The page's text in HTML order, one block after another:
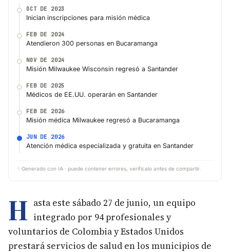
OCT DE 2023
Inician inscripciones para misión médica
FEB DE 2024
Atendieron 300 personas en Bucaramanga
NOV DE 2024
Misión Milwaukee Wisconsin regresó a Santander
FEB DE 2025
Médicos de EE.UU. operarán en Santander
FEB DE 2026
Misión médica Milwaukee regresó a Bucaramanga
JUN DE 2026
Atención médica especializada y gratuita en Santander
✨ Generado con IA · puede contener errores, verifícalo antes de compartir.
H asta este sábado 27 de junio, un equipo
integrado por 94 profesionales y
voluntarios de Colombia y Estados Unidos
prestará servicios de salud en los municipios de